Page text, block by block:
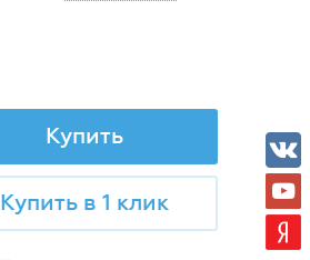
Купить
Купить в 1 клик